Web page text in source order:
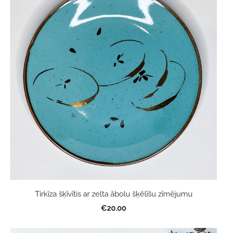
Tirkīza šķīvītis ar zelta ābolu šķēlīšu zīmējumu
€20.00